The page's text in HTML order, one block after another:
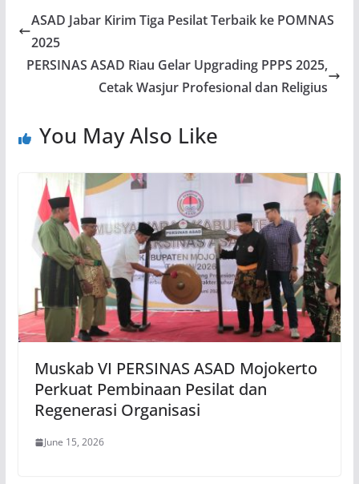
ASAD Jabar Kirim Tiga Pesilat Terbaik ke POMNAS
2025
PERSINAS ASAD Riau Gelar Upgrading PPPS 2025,
Cetak Wasjur Profesional dan Religius
You May Also Like
Muskab VI PERSINAS ASAD Mojokerto
Perkuat Pembinaan Pesilat dan
Regenerasi Organisasi
June 15, 2026